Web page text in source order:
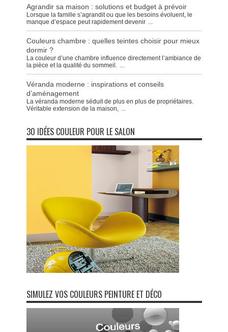
Agrandir sa maison : solutions et budget à prévoir
Lorsque la famille s’agrandit ou que les besoins évoluent, le
manque d’espace peut rapidement devenir ...
Couleurs chambre : quelles teintes choisir pour mieux
dormir ?
La couleur d’une chambre influence directement l’ambiance de
la pièce et la qualité du sommeil. ...
Véranda moderne : inspirations et conseils
d’aménagement
La véranda moderne séduit de plus en plus de propriétaires.
Véritable extension de la maison, ...
30 IDÉES COULEUR POUR LE SALON
SIMULEZ VOS COULEURS PEINTURE ET DÉCO